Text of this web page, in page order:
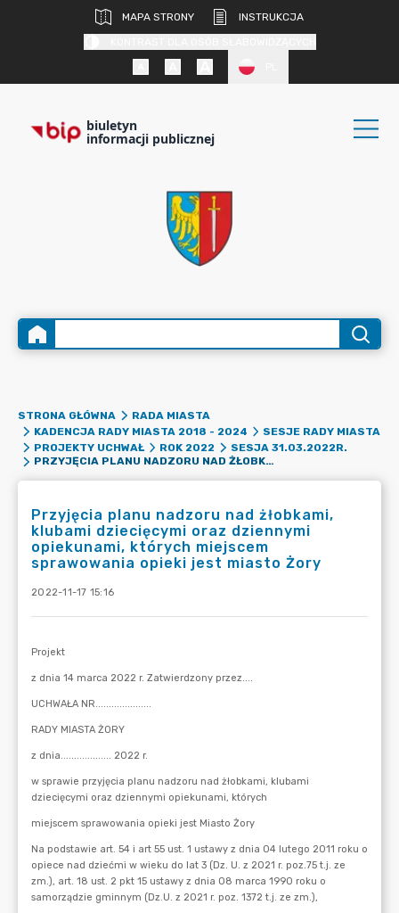
MAPA STRONY
INSTRUKCJA
biuletyn
informacji publicznej
STRONA GŁÓWNA
RADA MIASTA
KADENCJA RADY MIASTA 2018 - 2024
SESJE RADY MIASTA
PROJEKTY UCHWAŁ
ROK 2022
SESJA 31.03.2022R.
PRZYJĘCIA PLANU NADZORU NAD ŻŁOBKAMI, KLUBAMI DZIECIĘCYMI ORAZ DZIENNYMI OPIEKUNAMI, KTÓRYCH MIEJSCEM SPRAWOWANIA OPIEKI JEST MIASTO ŻORY
Przyjęcia planu nadzoru nad żłobkami,
klubami dziecięcymi oraz dziennymi
opiekunami, których miejscem
sprawowania opieki jest miasto Żory
2022-11-17 15:16